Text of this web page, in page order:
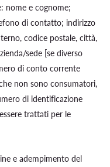
nome e cognome;
di contatto; indirizzo
codice postale, città,
sede [se diverso
di conto corrente
non sono consumatori,
di identificazione
trattati per le
e adempimento del